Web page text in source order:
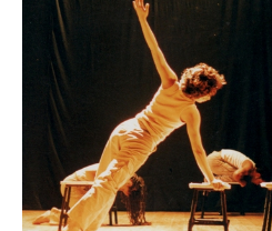
mejoraba,
después
otro
el